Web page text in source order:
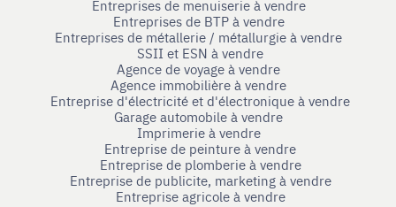
Entreprises de menuiserie à vendre
Entreprises de BTP à vendre
Entreprises de métallerie / métallurgie à vendre
SSII et ESN à vendre
Agence de voyage à vendre
Agence immobilière à vendre
Entreprise d'électricité et d'électronique à vendre
Garage automobile à vendre
Imprimerie à vendre
Entreprise de peinture à vendre
Entreprise de plomberie à vendre
Entreprise de publicite, marketing à vendre
Entreprise agricole à vendre